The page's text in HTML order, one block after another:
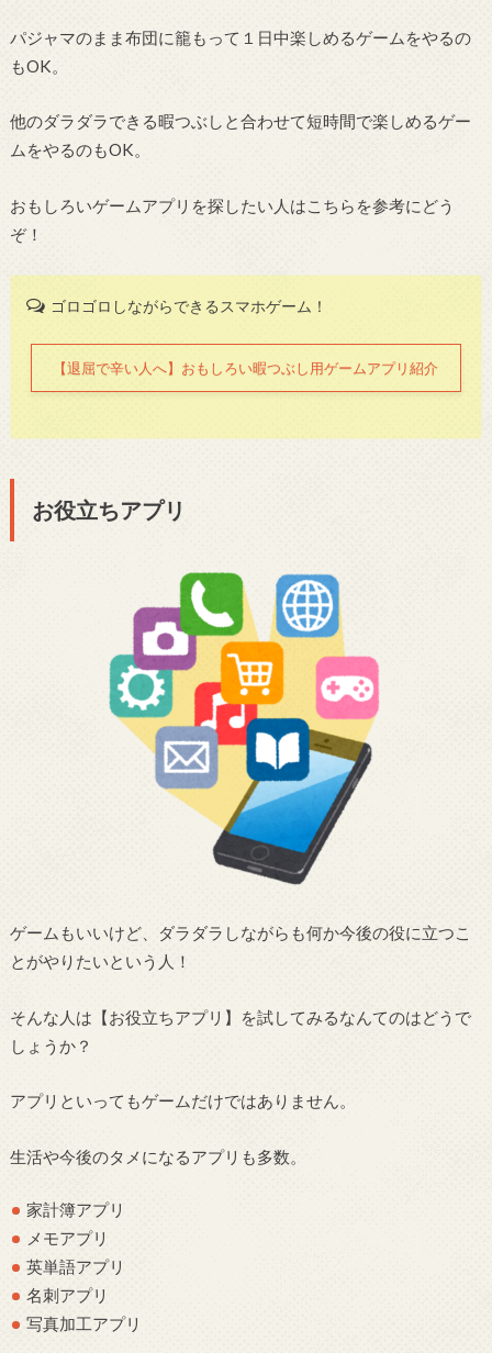
パジャマのまま布団に籠もって１日中楽しめるゲームをやるの
もOK。
他のダラダラできる暇つぶしと合わせて短時間で楽しめるゲー
ムをやるのもOK。
おもしろいゲームアプリを探したい人はこちらを参考にどう
ぞ！
ゴロゴロしながらできるスマホゲーム！
【退屈で辛い人へ】おもしろい暇つぶし用ゲームアプリ紹介
お役立ちアプリ
ゲームもいいけど、ダラダラしながらも何か今後の役に立つこ
とがやりたいという人！
そんな人は【お役立ちアプリ】を試してみるなんてのはどうで
しょうか？
アプリといってもゲームだけではありません。
生活や今後のタメになるアプリも多数。
家計簿アプリ
メモアプリ
英単語アプリ
名刺アプリ
写真加工アプリ